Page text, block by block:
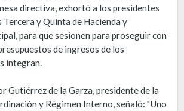
directiva, exhortó a los presidentes
Tercera y Quinta de Hacienda y
para que sesionen para proseguir con
de ingresos de los
integran.
Gutiérrez de la Garza, presidente de la
y Régimen Interno, señaló: "Uno